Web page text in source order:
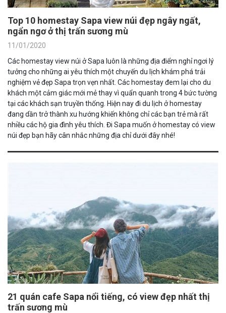
Top 10 homestay Sapa view núi đẹp ngây ngất,
ngẩn ngơ ở thị trấn sương mù
11/01/2020
Các homestay view núi ở Sapa luôn là những địa điểm nghỉ ngơi lý
tưởng cho những ai yêu thích một chuyến du lịch khám phá trải
nghiệm vẻ đẹp Sapa trọn vẹn nhất. Các homestay đem lại cho du
khách một cảm giác mới mẻ thay vì quẩn quanh trong 4 bức tường
tại các khách sạn truyền thống. Hiện nay đi du lịch ở homestay
đang dần trở thành xu hướng khiến không chỉ các bạn trẻ mà rất
nhiều các hộ gia đình yêu thích. Đi Sapa muốn ở homestay có view
núi đẹp bạn hãy cân nhắc những địa chỉ dưới đây nhé!
21 quán cafe Sapa nổi tiếng, có view đẹp nhất thị
trấn sương mù